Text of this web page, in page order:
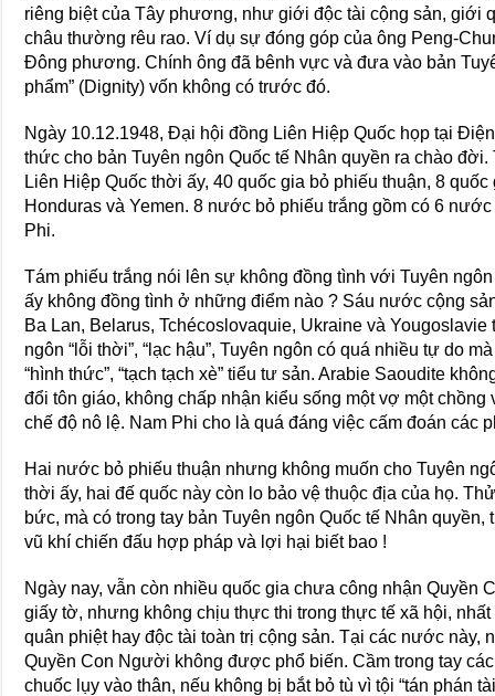
riêng biệt của Tây phương, như giới độc tài cộng sản, giới
châu thường rêu rao. Ví dụ sự đóng góp của ông Peng-
Đông phương. Chính ông đã bênh vực và đưa vào bản
phẩm” (Dignity) vốn không có trước đó.
Ngày 10.12.1948, Đại hội đồng Liên Hiệp Quốc họp tại
thức cho bản Tuyên ngôn Quốc tế Nhân quyền ra chào
Liên Hiệp Quốc thời ấy, 40 quốc gia bỏ phiếu thuận, 8
Honduras và Yemen. 8 nước bỏ phiếu trắng gồm có 6
Phi.
Tám phiếu trắng nói lên sự không đồng tình với Tuyên
ấy không đồng tình ở những điểm nào ? Sáu nước cộng
Ba Lan, Belarus, Tchécoslovaquie, Ukraine và
ngôn “lỗi thời”, “lạc hậu”, Tuyên ngôn có quá nhiều tự do
“hình thức”, “tạch tạch xè” tiểu tư sản. Arabie Saoudite
đổi tôn giáo, không chấp nhận kiểu sống một vợ một
chế độ nô lệ. Nam Phi cho là quá đáng việc cấm đoán các
Hai nước bỏ phiếu thuận nhưng không muốn cho Tuyên
thời ấy, hai đế quốc này còn lo bảo vệ thuộc địa của họ.
bức, mà có trong tay bản Tuyên ngôn Quốc tế Nhân
vũ khí chiến đấu hợp pháp và lợi hại biết bao !
Ngày nay, vẫn còn nhiều quốc gia chưa công nhận Quyền
giấy tờ, nhưng không chịu thực thi trong thực tế xã hội,
quân phiệt hay độc tài toàn trị cộng sản. Tại các nước này,
Quyền Con Người không được phổ biến. Cầm trong tay
chuốc lụy vào thân, nếu không bị bắt bỏ tù vì tội “tán phán